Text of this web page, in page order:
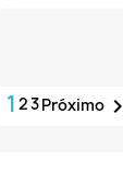
1 23Próximo